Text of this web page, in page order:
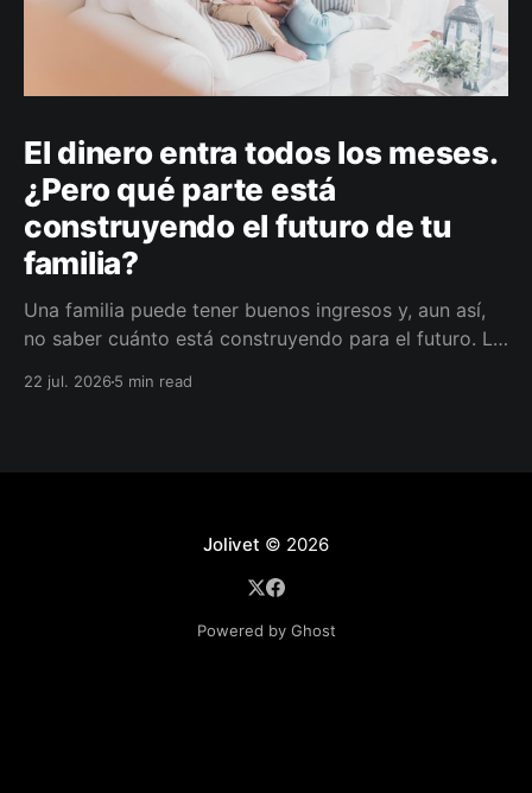
El dinero entra todos los meses.
¿Pero qué parte está
construyendo el futuro de tu
familia?
Una familia puede tener buenos ingresos y, aun así,
no saber cuánto está construyendo para el futuro. La
darle a cada parte del ingreso un propósito, un plazo
22 jul. 20265 min read
Jolivet © 2026
Powered by Ghost